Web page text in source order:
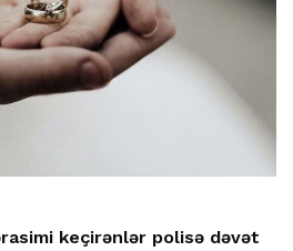
keçirənlər polisə dəvət